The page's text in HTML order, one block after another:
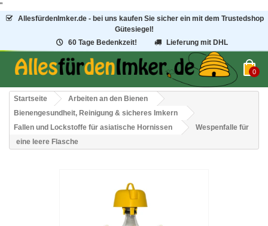
"
AllesfürdenImker.de - bei uns kaufen Sie sicher ein mit dem Trustedshop
Gütesiegel!
60 Tage Bedenkzeit!
Lieferung mit DHL
0
Startseite
Arbeiten an den Bienen
Bienengesundheit, Reinigung & sicheres Imkern
Fallen und Lockstoffe für asiatische Hornissen
Wespenfalle für
eine leere Flasche